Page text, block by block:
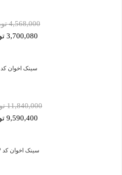
4,568,000 تومان
3,700,080 تومان
سینک اخوان کد 320S
11,840,000 تومان
9,590,400 تومان
سینک اخوان کد 164SP